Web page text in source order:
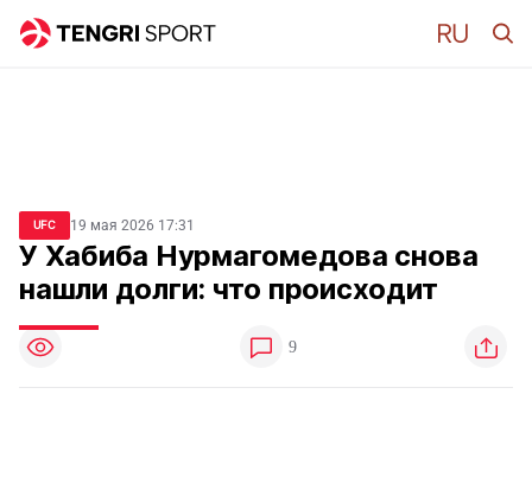
UFC 19 мая 2026 17:31
У Хабиба Нурмагомедова снова
нашли долги: что происходит
9